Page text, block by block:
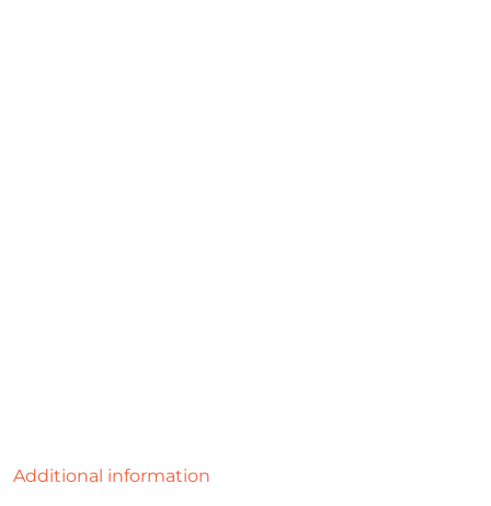
Additional information